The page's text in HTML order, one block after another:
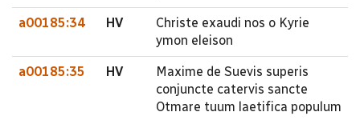
a00185:34 HV
Christe exaudi nos o Kyrie
ymon eleison
a00185:35 HV
Maxime de Suevis superis
conjuncte catervis sancte
Otmare tuum laetifica populum